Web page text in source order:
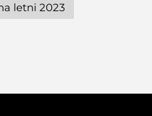
letni 2023